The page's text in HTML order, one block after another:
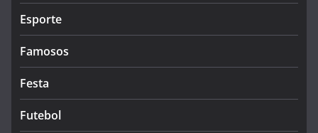
Esporte
Famosos
Festa
Futebol